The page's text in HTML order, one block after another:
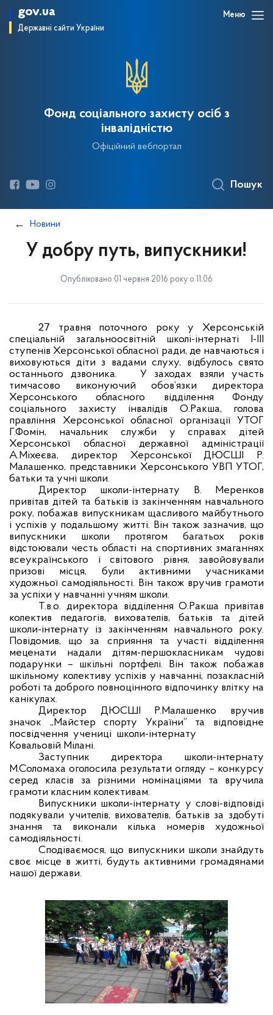
gov.ua
Державні сайти України
Меню
Фонд соціального захисту осіб з
інвалідністю
Офіційний вебпортал
Пошук
Новини
У добру путь, випускники!
Опубліковано 01 червня 2016 року о 11:06
27 травня поточного року у Херсонській
спеціальній загальноосвітній школі-інтернаті I-III
ступенів Херсонської обласної ради, де навчаються і
виховуються діти з вадами слуху, відбулось свято
останнього дзвоника.
У заходах взяли участь
тимчасово виконуючий обов’язки директора
Херсонського обласного відділення Фонду
соціального захисту інвалідів О.Ракша, голова
правління Херсонської обласної організації УТОГ
Г.Фомін, начальник служби у справах дітей
Херсонської обласної державної адміністрації
А.Міхеєва, директор Херсонської ДЮСШІ Р.
Малашенко, представники Херсонського УВП УТОГ,
батьки та учні школи.
Директор школи-інтернату В. Меренков
привітав дітей та батьків із закінченням навчального
року, побажав випускникам щасливого майбутнього
і успіхів у подальшому житті. Він також зазначив, що
випускники школи протягом багатьох років
відстоювали честь області на спортивних змаганнях
всеукраїнського і світового рівня, завойовували
призові місця, були активними учасниками
художньої самодіяльності. Він також вручив грамоти
за успіхи у навчанні учням школи.
Т.в.о. директора відділення О.Ракша привітав
колектив педагогів, вихователів, батьків та дітей
школи-інтернату із закінченням навчального року.
Повідомив, що за сприяння та участі відділення
меценати надали дітям-першокласникам чудові
подарунки – шкільні портфелі. Він також побажав
шкільному колективу успіхів у навчанні, позакласній
роботі та доброго повноцінного відпочинку влітку на
канікулах.
Директор ДЮСШІ Р.Малашенко вручив
значок „Майстер спорту України” та відповідне
посвідчення учениці школи-інтернату
Ковальовій Мілані.
Заступник директора школи-інтернату
М.Соломаха оголосила результати огляду – конкурсу
серед класів за різними номінаціями та вручила
грамоти класним колективам.
Випускники школи-інтернату у слові-відповіді
подякували учителів, вихователів, батьків за здобуті
знання та виконали кілька номерів художньої
самодіяльності.
Сподіваємося, що випускники школи знайдуть
своє місце в житті, будуть активними громадянами
нашої держави.